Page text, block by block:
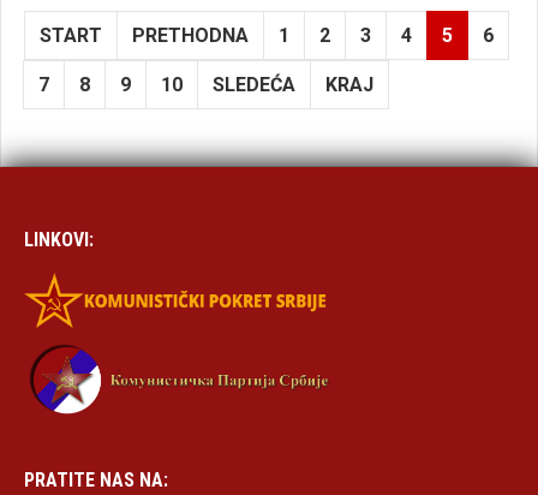
START PRETHODNA 1 2 3 4 5 6
7 8 9 10 SLEDEĆA KRAJ
LINKOVI:
PRATITE NAS NA: